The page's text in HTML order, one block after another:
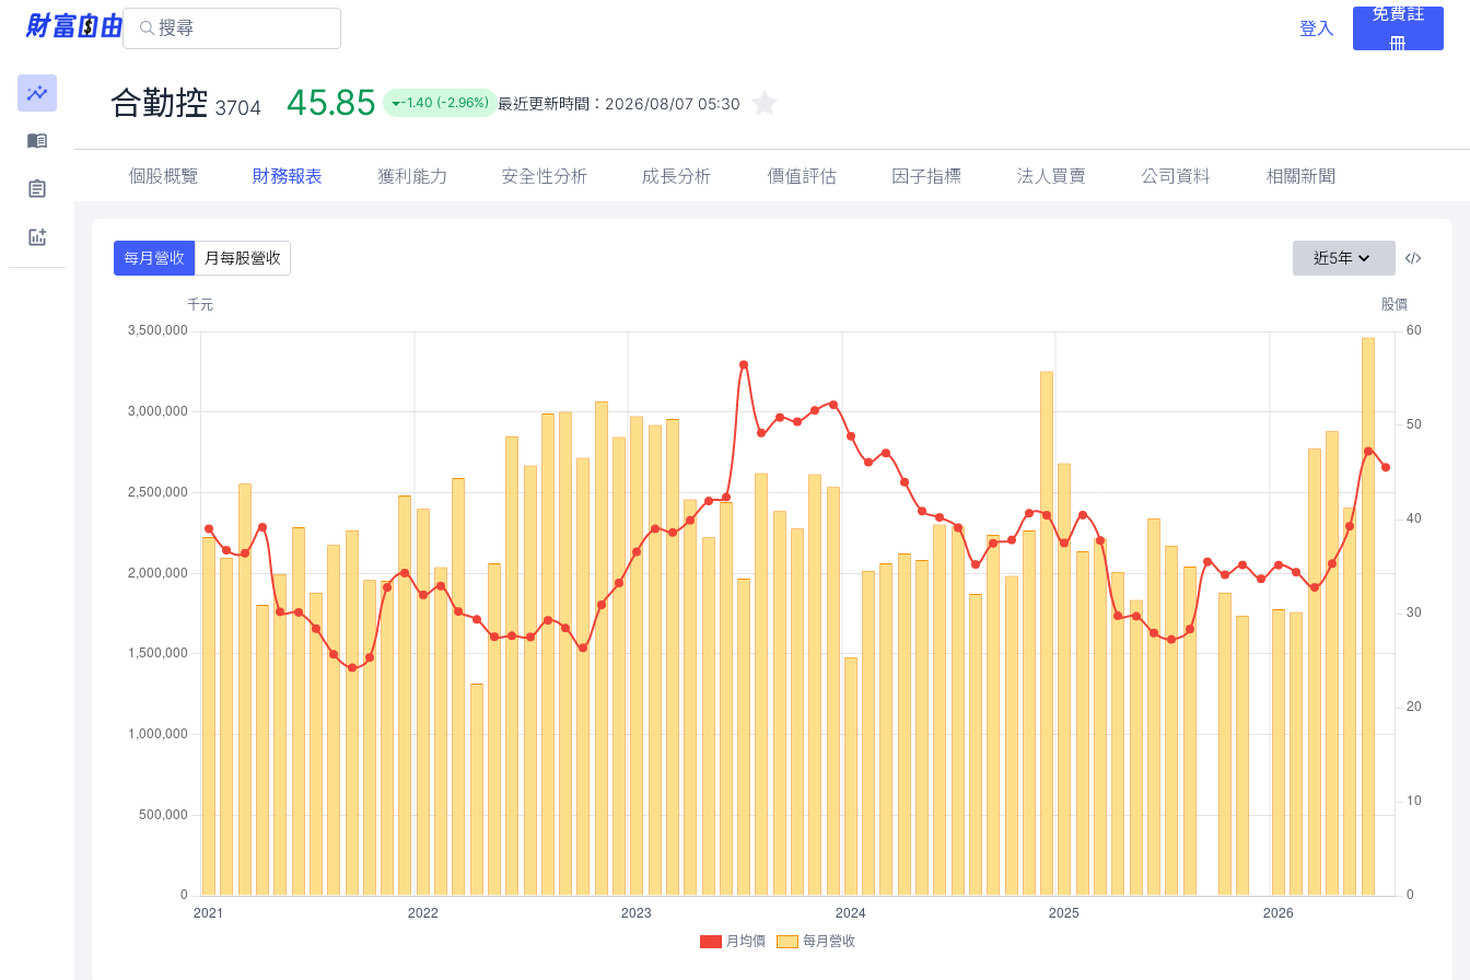
登入
免費註
冊
合勤控 3704 45.85 -1.40 (-2.96%) 最近更新時間： 2026/08/07 05:30
個股概覽 財務報表 獲利能力 安全性分析 成長分析 價值評估 因子指標 法人買賣 公司資料 相關新聞
每月營收 月每股營收 近5年
月均價 每月營收